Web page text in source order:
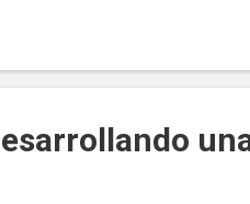
gobernado por un rey
a realizar tareas ilegales y
robo y violencia. Aunque